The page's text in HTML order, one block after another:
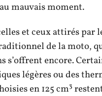
mauvais moment.
et ceux attirés par
de la moto,
s’offrent encore.
légères ou des
en 125 cm³